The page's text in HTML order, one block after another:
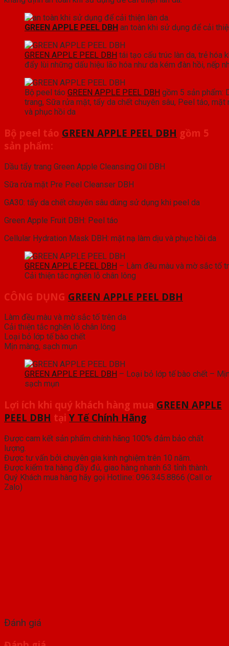
GREEN APPLE PEEL DBH an toàn khi sử dụng để cải
GREEN APPLE PEEL DBH tái tạo cấu trúc làn da, trẻ hóa
đẩy lùi những dấu hiệu lão hóa như da kém đàn hồi, nếp
Bộ peel táo GREEN APPLE PEEL DBH gồm 5 sản phẩm:
trang, Sữa rửa mặt, tẩy da chết chuyên sâu, Peel táo, mặt
và phục hồi da
Bộ peel táo GREEN APPLE PEEL DBH gồm 5
sản phẩm:
Dầu tẩy trang Green Apple Cleansing Oil DBH
Sữa rửa mặt Pre Peel Cleanser DBH
GA30: tẩy da chết chuyên sâu dùng sử dụng khi peel da
Green Apple Fruit DBH: Peel táo
Cellular Hydration Mask DBH: mặt nạ làm dịu và phục hồi da
GREEN APPLE PEEL DBH – Làm đều màu và mờ sắc tố
Cải thiện tắc nghẽn lỗ chân lông
CÔNG DỤNG GREEN APPLE PEEL DBH
Làm đều màu và mờ sắc tố trên da
Cải thiện tắc nghẽn lỗ chân lông
Loại bỏ lớp tế bào chết
Mịn màng, sạch mụn
GREEN APPLE PEEL DBH – Loại bỏ lớp tế bào chết –
sạch mụn
Lợi ích khi quý khách hàng mua GREEN APPLE
PEEL DBH tạiY Tế Chính Hãng
Được cam kết sản phẩm chính hãng 100% đảm bảo chất
lượng.
Được tư vấn bởi chuyên gia kinh nghiệm trên 10 năm.
Được kiểm tra hàng đầy đủ, giao hàng nhanh 63 tỉnh thành.
Quý Khách mua hàng hãy gọi Hotline: 096.345.8866 (Call or
Zalo)
Đánh giá